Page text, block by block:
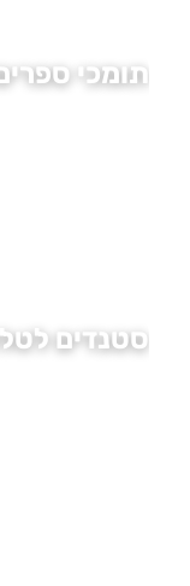
תומכי
סטנדים